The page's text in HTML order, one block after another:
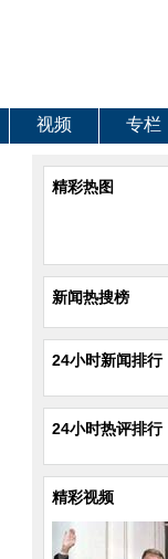
视频 专栏
精彩热图
新闻热搜榜
24小时新闻排行
24小时热评排行
精彩视频